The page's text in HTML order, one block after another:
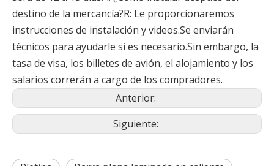
destino de la mercancía?R: Le proporcionaremos
instrucciones de instalación y videos.Se enviarán
técnicos para ayudarle si es necesario.Sin embargo, la
tasa de visa, los billetes de avión, el alojamiento y los
salarios correrán a cargo de los compradores.
Anterior:
Siguiente: